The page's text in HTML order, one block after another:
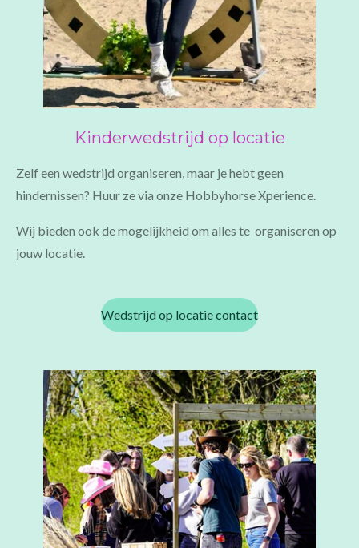
Kinderwedstrijd op locatie
Zelf een wedstrijd organiseren, maar je hebt geen
hindernissen? Huur ze via onze Hobbyhorse Xperience.
Wij bieden ook de mogelijkheid om alles te organiseren op
jouw locatie.
Wedstrijd op locatie contact